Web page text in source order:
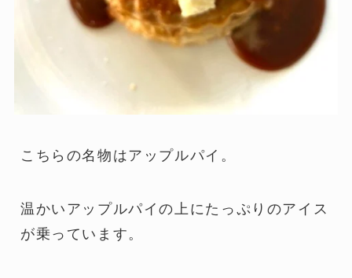
こちらの名物はアップルパイ。
温かいアップルパイの上にたっぷりのアイス
が乗っています。